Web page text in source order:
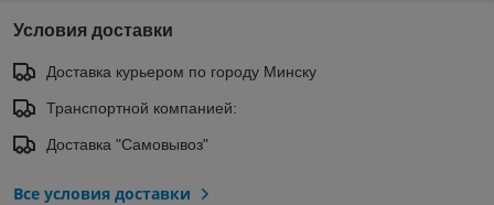
Условия доставки
Доставка курьером по городу Минску
Транспортной компанией:
Доставка "Самовывоз"
Все условия доставки